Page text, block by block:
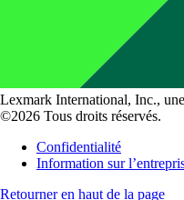
Lexmark International, Inc.,
©2026 Tous droits réservés.
Confidentialité
Information sur
Retourner en haut de la page